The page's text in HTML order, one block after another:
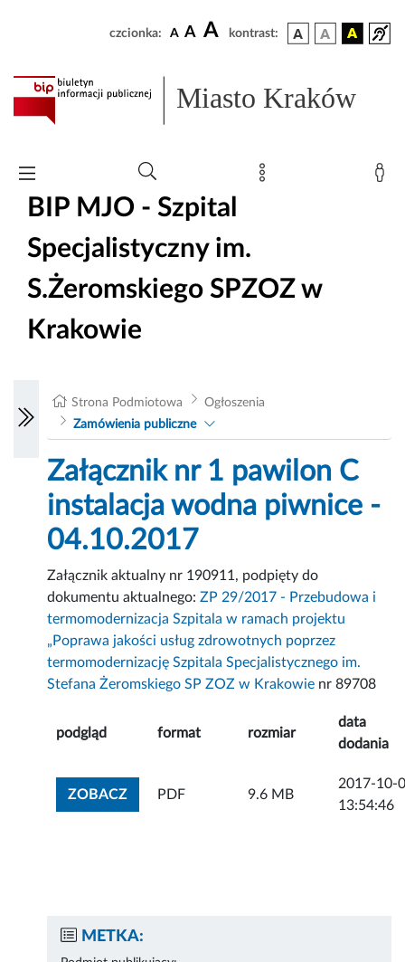
czcionka: A A A kontrast:
Miasto Kraków
BIP MJO - Szpital
Specjalistyczny im.
S.Żeromskiego SPZOZ w
Krakowie
Strona Podmiotowa
Ogłoszenia
Zamówienia publiczne
Załącznik nr 1 pawilon C
instalacja wodna piwnice -
04.10.2017
Załącznik aktualny nr 190911, podpięty do
dokumentu aktualnego:ZP 29/2017 - Przebudowa i
termomodernizacja Szpitala w ramach projektu
„Poprawa jakości usług zdrowotnych poprzez
termomodernizację Szpitala Specjalistycznego im.
Stefana Żeromskiego SP ZOZ w Krakowie nr 89708
podgląd format rozmiar
data
dodania
ZOBACZZOBACZ ZAŁĄCZNIK
PDF 9.6 MB
2017-10-
13:54:46
METKA: